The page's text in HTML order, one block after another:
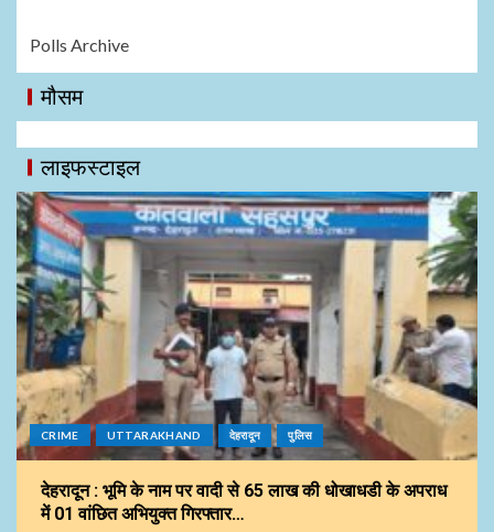
Polls Archive
मौसम
लाइफस्टाइल
CRIME UTTARAKHAND देहरादून पुलिस
देहरादून : भूमि के नाम पर वादी से 65 लाख की धोखाधडी के अपराध
में 01 वांछित अभियुक्त गिरफ्तार…